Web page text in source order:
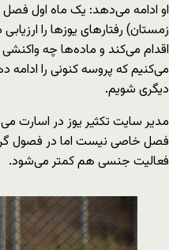
او ادامه می‌دهد: یک ماه اول فصل
زمستان) رفتارهای یوزها را
اقدام می‌کند و ماده‌ها چه
می‌کنیم که پروسه کنونی را ادامه
دیگری شویم.
مدیر سایت تکثیر یوز در اسارت
فصل خاصی نیست اما در فصول
فعالیت جنسی هم کمتر می‌شود.